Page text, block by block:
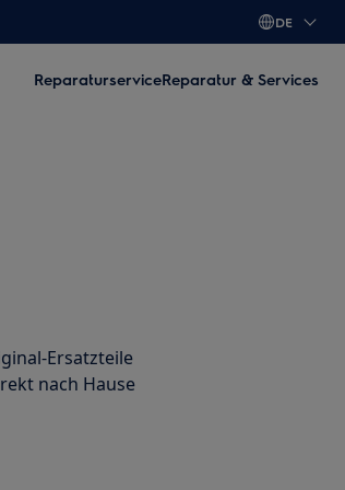
DE
ReparaturserviceReparatur & Services
Ersatzteile
nach Hause